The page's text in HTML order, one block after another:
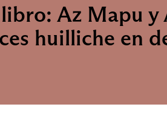
Az Mapu y
huilliche en